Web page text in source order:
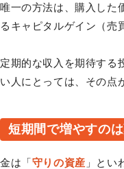
唯一の方法は、購入した
るキャピタルゲイン（売
定期的な収入を期待する
い人にとっては、その点
短期間で増やすの
金は「守りの資産 」とい